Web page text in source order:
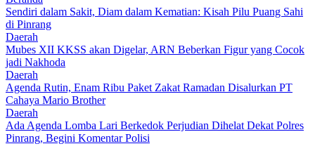
Sendiri dalam Sakit, Diam dalam Kematian: Kisah Pilu Puang Sahi
di Pinrang
Daerah
Mubes XII KKSS akan Digelar, ARN Beberkan Figur yang Cocok
jadi Nakhoda
Daerah
Agenda Rutin, Enam Ribu Paket Zakat Ramadan Disalurkan PT
Cahaya Mario Brother
Daerah
Ada Agenda Lomba Lari Berkedok Perjudian Dihelat Dekat Polres
Pinrang, Begini Komentar Polisi